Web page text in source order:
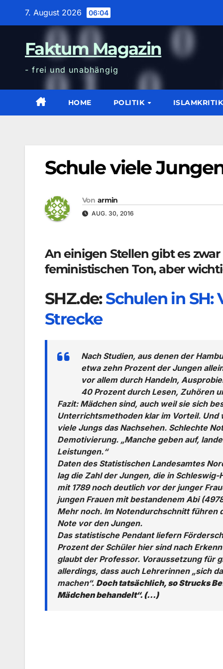
7. August 2026 06:04
Faktum Magazin
- frei und unabhängig
HOME POLITIK ISLAMKRITIK
Schule viele
Von armin
AUG. 30, 2016
An einigen Stellen gibt es
feministischen Ton, aber
SHZ.de:Schulen in
Strecke
Nach Studien, aus denen der
etwa zehn Prozent der Jungen
vor allem durch Handeln,
40 Prozent durch Lesen, Zuhören
Fazit: Mädchen sind, auch weil sie sich
Unterrichtsmethoden klar im Vorteil.
viele Jungs das Nachsehen. Schlechte
Demotivierung. „Manche geben auf,
Leistungen.“
Daten des Statistischen Landesamtes
lag die Zahl der Jungen, die in
mit 1789 noch deutlich vor der junger
jungen Frauen mit bestandenem Abi
Mehr noch. Im Notendurchschnitt führen
Note vor den Jungen.
Das statistische Pendant liefern
Prozent der Schüler hier sind nach
glaubt der Professor. Voraussetzung für
allerdings, dass auch Lehrerinnen „sich
machen“. Doch tatsächlich, so Strucks
Mädchen behandelt“. (…)